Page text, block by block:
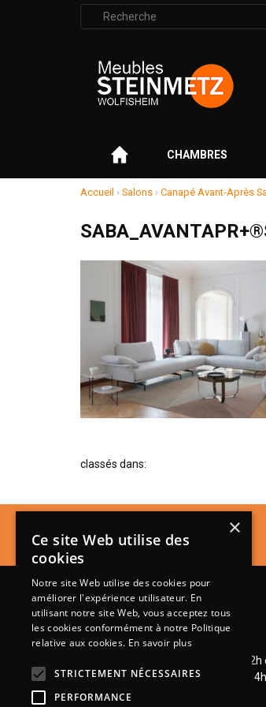
Rechercher
:
CHAMBRES
Accueil › Salons › Canapé Avant-Après
classés dans:
Lundi de 14h à 18h30
Mardi à vendredi de 9h à
Samedi de 9h à 12h et de
×
Ce site Web utilise des
cookies
Notre site Web utilise des cookies pour
améliorer l'expérience utilisateur. En
utilisant notre site Web, vous acceptez tous
les cookies conformément à notre Politique
relative aux cookies. En savoir plus
STRICTEMENT NÉCESSAIRES
PERFORMANCE